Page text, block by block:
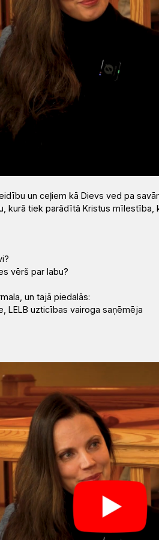
un ceļiem kā Dievs ved pa
kurā tiek parādītā Kristus mīlestība,
vērš par labu?
un tajā piedalās:
LELB uzticības vairoga saņēmēja